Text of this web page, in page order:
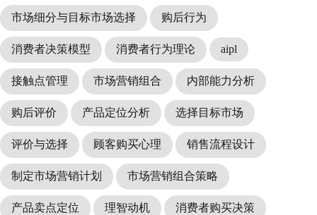
市场细分与目标市场选择 购后行为
消费者决策模型 消费者行为理论 aipl
接触点管理 市场营销组合 内部能力分析
购后评价 产品定位分析 选择目标市场
评价与选择 顾客购买心理 销售流程设计
制定市场营销计划 市场营销组合策略
产品卖点定位 理智动机 消费者购买决策